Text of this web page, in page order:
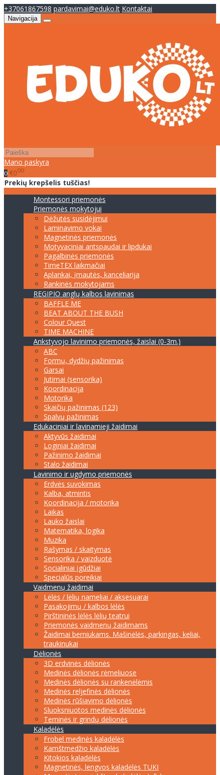
+37061867598 pardavimai@eduko.lt Kontaktai
Navigacija
Mano paskyra
0 €000
Prekių krepšelis tuščias!
Montessori priemonės
Priemonės mokytojui
Dėžutės susidėjimui
Laminavimo vokai
Magnetinės priemonės
Motyvaciniai antspaudai ir lipdukai
Pagalbinės priemonės
TimeTEX laikmačiai
Aplankai, įmautės, kanceliarija
Rankinės mokytojams
REGIPIO anglų kalbos lavinimas
BAFFLE ME
BEAT ABOUT THE BUSH
Colour Quest
TIME MACHINE
Ankstyvojo lavinimo priemonės, žaislai (0-3m.)
ABC
Formų, dydžių pažinimas
Garsai
Jutimai (sensorika)
Koordinacija
Motorika
Skaičių pažinimas (123)
Spalvų pažinimas
Edukaciniai ir lavinamieji žaidimai
Aktyvūs žaidimai
Loginiai žaidimai
Pažinimo žaidimai
Stalo žaidimai
Lavinimo ir ugdymo priemonės
Erdvės suvokimas
Kalba, atmintis
Koordinacija / motorika
Laikas
Lauko žaislai
Matematika, logika
Muzika
Rašymas / skaitymas
Sensorika / vaizduotė
Socialiniai įgūdžiai
Specialūs poreikiai
Vaidmenų žaidimai
Lėlės / lėlių nameliai / aksesuarai
Pasakojimų / kalbos lėlės
Pirštininės lėlės lėlių teatrui
Priemonės vaidmenų žaidimams
Žaidimai berniukams. Mašinėlės, parkingas, keliai,
traukinukai
Dėlionės
3D erdvinės dėlionės
Medinės dėlionės rėmeliuose
Medinės dėlionės su rankenėlėmis
Medinės reljefinės dėlionės
Medinės rūšiavimo dėlionės
Sluoksniuotos medinės dėlionės
Teminės ir grindų dėlionės
Kaladėlės
Frobel medinės kaladėlės
Kamštmedžio kaladėlės
Kitokios kaladėlės
Magnetinės, lengvos kaladėlės TUKI